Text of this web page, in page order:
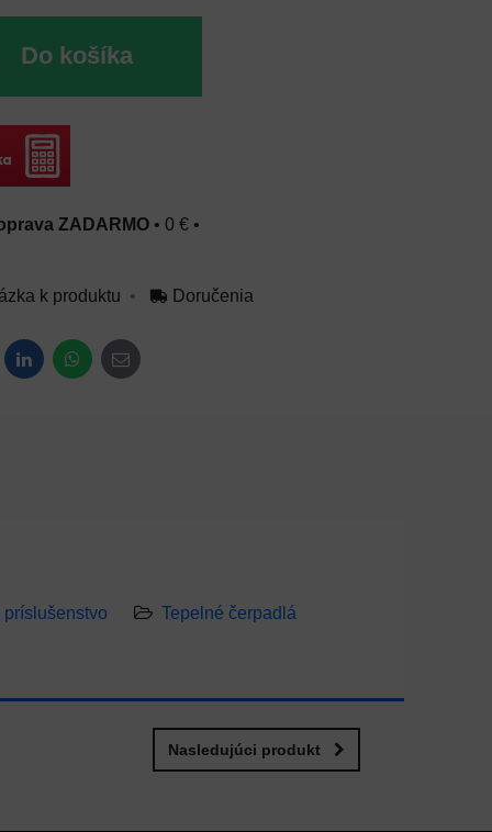
Do košíka
ZADARMO• 0 € •
k produktu Doručenia
LinkedInWhatsApp
E-mail
príslušenstvo
Tepelné čerpadlá
Nasledujúci produkt